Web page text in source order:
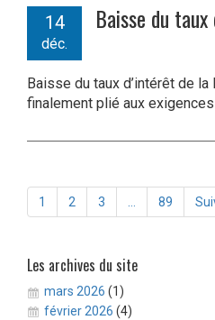
14
déc.
Baisse du
Baisse du taux d’intérêt de la
finalement plié aux exigences
1 2 3 … 89
Les archives du site
mars 2026 (1)
février 2026 (4)